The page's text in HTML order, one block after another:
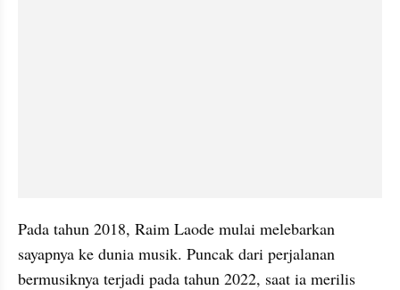
Pada tahun 2018, Raim Laode mulai melebarkan
sayapnya ke dunia musik. Puncak dari perjalanan
bermusiknya terjadi pada tahun 2022, saat ia merilis